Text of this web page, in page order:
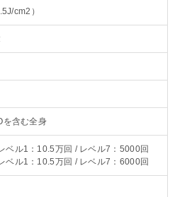
cm2）
を含む全身
ベル1：10.5万回 / レベル7：5000回
ベル1：10.5万回 / レベル7：6000回